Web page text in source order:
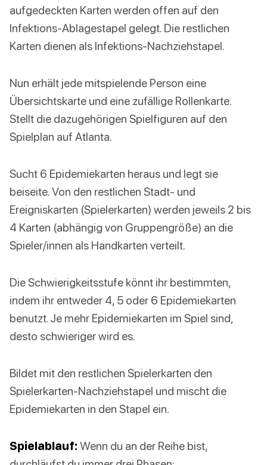
aufgedeckten Karten werden offen auf den
Infektions-Ablagestapel gelegt. Die restlichen
Karten dienen als Infektions-Nachziehstapel.
Nun erhält jede mitspielende Person eine
Übersichtskarte und eine zufällige Rollenkarte.
Stellt die dazugehörigen Spielfiguren auf den
Spielplan auf Atlanta.
Sucht 6 Epidemiekarten heraus und legt sie
beiseite. Von den restlichen Stadt- und
Ereigniskarten (Spielerkarten) werden jeweils 2 bis
4 Karten (abhängig von Gruppengröße) an die
Spieler/innen als Handkarten verteilt.
Die Schwierigkeitsstufe könnt ihr bestimmten,
indem ihr entweder 4, 5 oder 6 Epidemiekarten
benutzt. Je mehr Epidemiekarten im Spiel sind,
desto schwieriger wird es.
Bildet mit den restlichen Spielerkarten den
Spielerkarten-Nachziehstapel und mischt die
Epidemiekarten in den Stapel ein.
Spielablauf: Wenn du an der Reihe bist,